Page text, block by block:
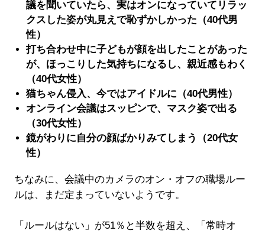
議を聞いていたら、実はオンになっていてリラッ
クスした姿が丸見えで恥ずかしかった（40代男
性）
打ち合わせ中に子どもが顔を出したことがあった
が、ほっこりした気持ちになるし、親近感もわく
（40代女性）
猫ちゃん侵入、今ではアイドルに（40代男性）
オンライン会議はスッピンで、マスク姿で出る
（30代女性）
鏡がわりに自分の顔ばかりみてしまう（20代女
性）
ちなみに、会議中のカメラのオン・オフの職場ルー
ルは、まだ定まっていないようです。
「ルールはない」が51％と半数を超え、「常時オ